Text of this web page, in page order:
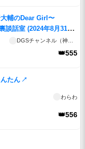
大輔のDear Girl〜
談話室 (2024年8月31日
👑555
たん ↗
わらわ
👑556